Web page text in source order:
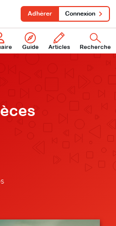
Guide Articles Recherche
Adhérer Connexion